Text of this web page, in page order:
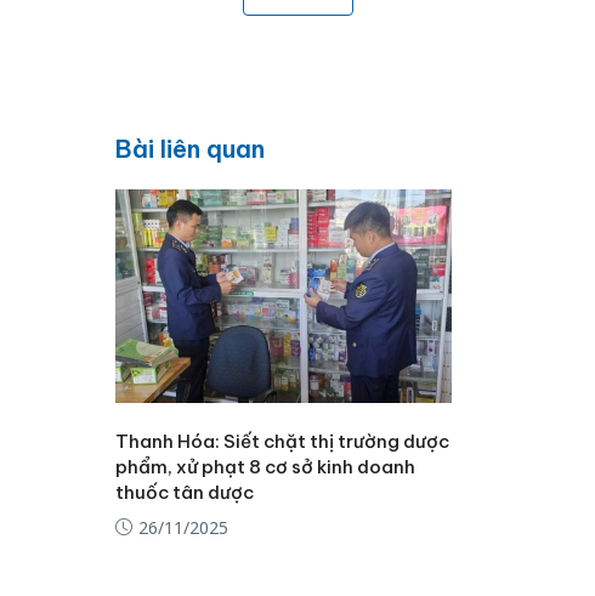
Bài liên quan
Thanh Hóa: Siết chặt thị trường dược
phẩm, xử phạt 8 cơ sở kinh doanh
thuốc tân dược
26/11/2025